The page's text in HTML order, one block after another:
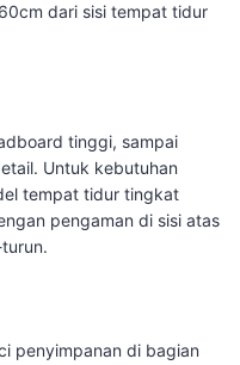
dari sisi tempat tidur
tinggi, sampai
Untuk kebutuhan
tempat tidur tingkat
pengaman di sisi atas
penyimpanan di bagian